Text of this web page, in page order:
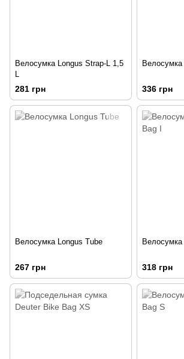
Велосумка Longus Strap-L 1,5
L
281 грн 336 грн
Велосумка Longus Tube
267 грн
Велосумка
318 грн